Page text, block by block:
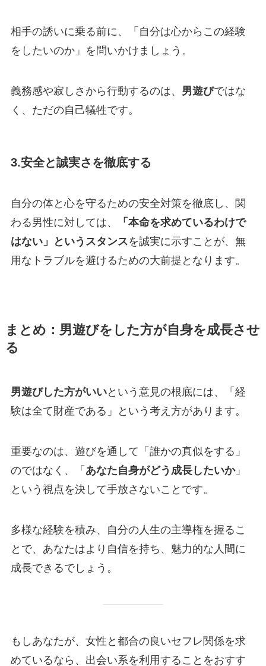
相手の誘いに乗る前に、「自分は心からこの経験
をしたいのか」を問いかけましょう。
義務感や寂しさから行動するのは、 男遊びではな
く、ただの自己犠牲です。
3.安全と誠実さを徹底する
自分の体と心を守るための安全対策を徹底し、関
わる男性に対しては、
「本命を求めているわけで
はない」というスタンスを誠実に示すことが、無
用なトラブルを避けるための大前提となります。
まとめ：男遊びをした方が自身を成長させ
る
男遊びした方がいいという意見の根底には、「経
験は全て財産である」という考え方があります。
重要なのは、遊びを通して「誰かの真似をする」
のではなく、「 あなた自身がどう成長したいか」
という視点を決して手放さないことです。
多様な経験を積み、自分の人生の主導権を握るこ
とで、あなたはより自信を持ち、魅力的な人間に
成長できるでしょう。
もしあなたが、女性と都合の良いセフレ関係を求
めているなら、出会い系を利用することをおすす